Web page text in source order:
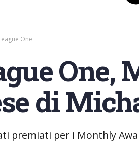
One
One,
di
premiati per i Monthly